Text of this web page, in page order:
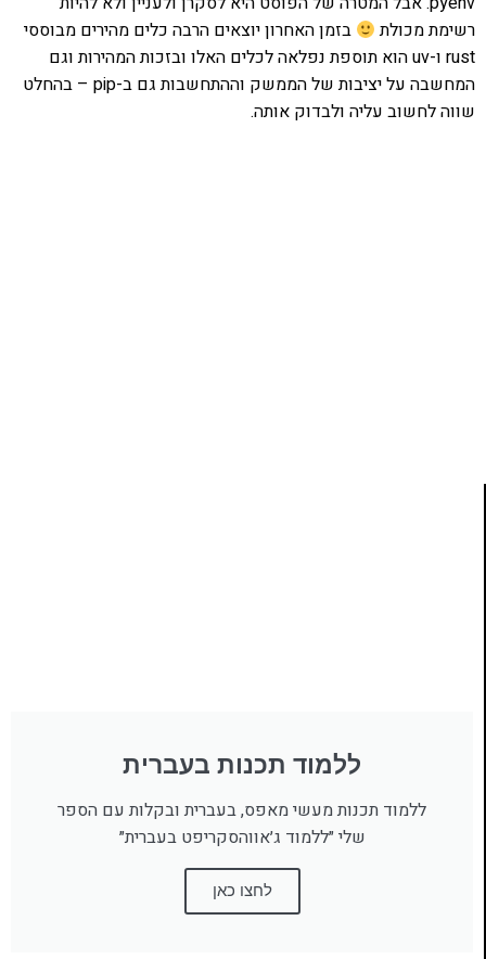
רשימת מכולת
בזמן האחרון יוצאים הרבה כלים מהירים מבוססי
rust ו-uv הוא תוספת נפלאה לכלים האלו ובזכות המהירות וגם
המחשבה על יציבות של הממשק וההתחשבות גם ב-pip – בהחלט
שווה לחשוב עליה ולבדוק אותה.
ללמוד תכנות בעברית
ללמוד תכנות מעשי מאפס, בעברית ובקלות עם הספר
שלי ״ללמוד ג׳אווהסקריפט בעברית״
לחצו כאן